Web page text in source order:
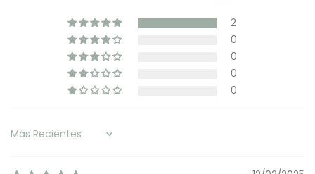
2
0
0
0
0
Sort by